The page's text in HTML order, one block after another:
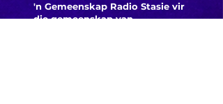
'n Gemeenskap Radio Stasie vir
die gemeenskap van